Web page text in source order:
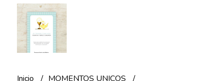
Inicio
MOMENTOS UNICOS